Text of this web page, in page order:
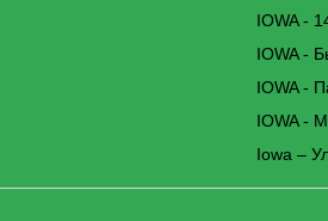
IOWA -
IOWA -
IOWA -
IOWA -
Iowa –